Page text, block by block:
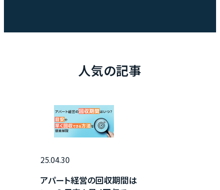
について解説します。
人気の記事
25.04.30
アパート経営の回収期間は